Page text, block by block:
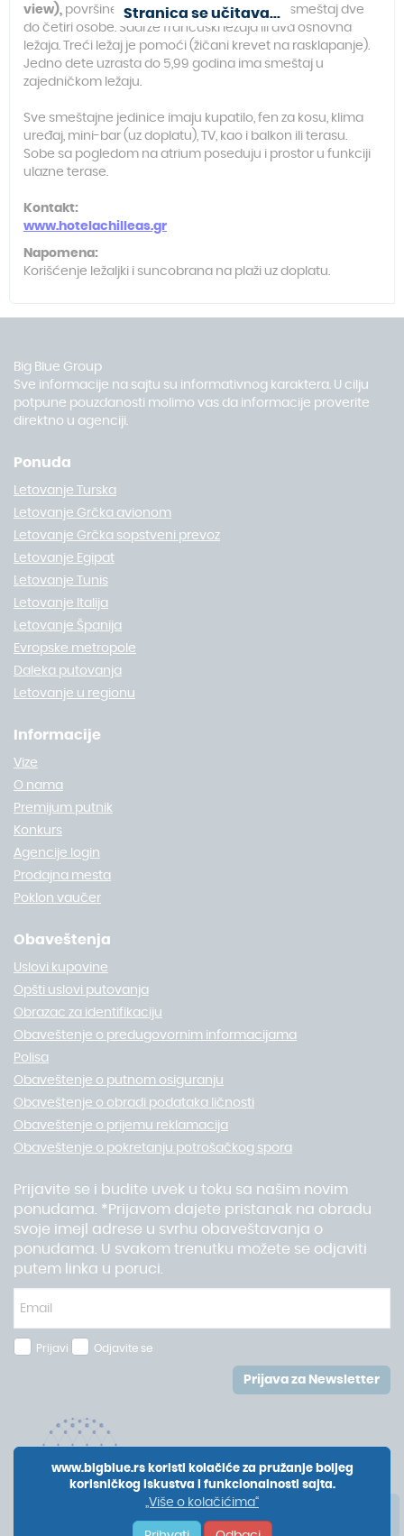
view), površine oko 15 m², namenjene su za smeštaj dve
do četiri osobe. Sadrže francuski ležaja ili dva osnovna
ležaja. Treći ležaj je pomoći (žičani krevet na rasklapanje).
Jedno dete uzrasta do 5,99 godina ima smeštaj u
zajedničkom ležaju.
Sve smeštajne jedinice imaju kupatilo, fen za kosu, klima
uređaj, mini-bar (uz doplatu), TV, kao i balkon ili terasu.
Sobe sa pogledom na atrium poseduju i prostor u funkciji
ulazne terase.
Kontakt:
www.hotelachilleas.gr
Napomena:
Korišćenje ležaljki i suncobrana na plaži uz doplatu.
Big Blue Group
Sve informacije na sajtu su informativnog karaktera. U cilju
potpune pouzdanosti molimo vas da informacije proverite
direktno u agenciji.
Ponuda
Letovanje Turska
Letovanje Grčka avionom
Letovanje Grčka sopstveni prevoz
Letovanje Egipat
Letovanje Tunis
Letovanje Italija
Letovanje Španija
Evropske metropole
Daleka putovanja
Letovanje u regionu
Informacije
Vize
O nama
Premijum putnik
Konkurs
Agencije login
Prodajna mesta
Poklon vaučer
Obaveštenja
Uslovi kupovine
Opšti uslovi putovanja
Obrazac za identifikaciju
Obaveštenje o predugovornim informacijama
Polisa
Obaveštenje o putnom osiguranju
Obaveštenje o obradi podataka ličnosti
Obaveštenje o prijemu reklamacija
Obaveštenje o pokretanju potrošačkog spora
Prijavite se i budite uvek u toku sa našim novim
ponudama. *Prijavom dajete pristanak na obradu
svoje imejl adrese u svrhu obaveštavanja o
ponudama. U svakom trenutku možete se odjaviti
putem linka u poruci.
Prijavi Odjavite se
Prijava za Newsletter
Stranica se učitava...
www.bigblue.rs koristi kolačiće za pružanje boljeg
korisničkog iskustva i funkcionalnosti sajta.
„Više o kolačićima“